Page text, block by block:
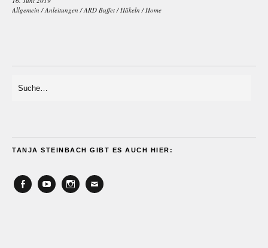
Allgemein /Anleitungen /ARD Buffet / Häkeln / Home
TANJA STEINBACH GIBT ES AUCH HIER: